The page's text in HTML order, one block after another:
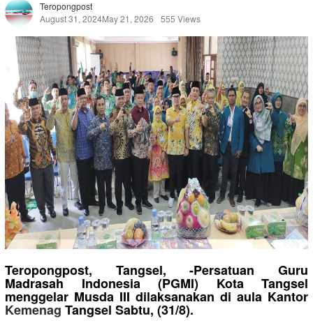
Teropongpost
August 31, 2024May 21, 2026 555 Views
Teropongpost, Tangsel, -Persatuan Guru
Madrasah Indonesia (PGMI) Kota Tangsel
menggelar Musda III dilaksanakan di aula Kantor
Kemenag Tangsel Sabtu, (31/8).